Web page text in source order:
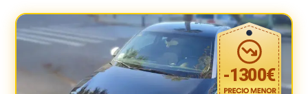
Financiación
-1300€